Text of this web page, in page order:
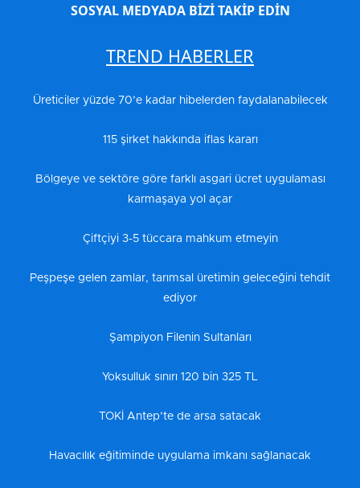
SOSYAL MEDYADA BİZİ TAKİP EDİN
TREND HABERLER
Üreticiler yüzde 70’e kadar hibelerden faydalanabilecek
115 şirket hakkında iflas kararı
Bölgeye ve sektöre göre farklı asgari ücret uygulaması
karmaşaya yol açar
Çiftçiyi 3-5 tüccara mahkum etmeyin
Peşpeşe gelen zamlar, tarımsal üretimin geleceğini tehdit
ediyor
Şampiyon Filenin Sultanları
Yoksulluk sınırı 120 bin 325 TL
TOKİ Antep’te de arsa satacak
Havacılık eğitiminde uygulama imkanı sağlanacak